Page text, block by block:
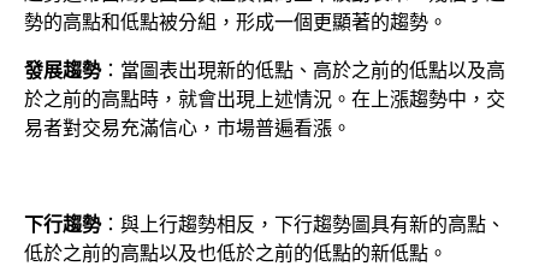
勢的高點和低點被分組，形成一個更顯著的趨勢。
發展趨勢：當圖表出現新的低點、高於之前的低點以及高
於之前的高點時，就會出現上述情況。在上漲趨勢中，交
易者對交易充滿信心，市場普遍看漲。
下行趨勢：與上行趨勢相反，下行趨勢圖具有新的高點、
低於之前的高點以及也低於之前的低點的新低點。